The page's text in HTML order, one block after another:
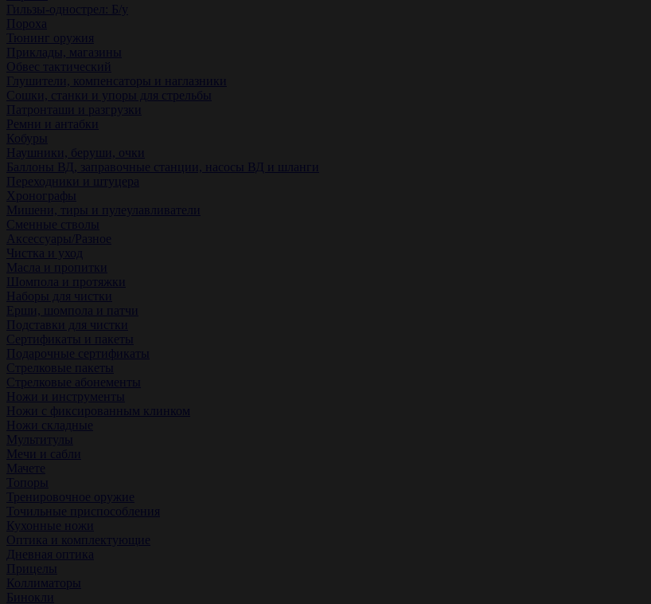
Гильзы-однострел: Б/у
Пороха
Тюнинг оружия
Приклады, магазины
Обвес тактический
Глушители, компенсаторы и наглазники
Сошки, станки и упоры для стрельбы
Патронташи и разгрузки
Ремни и антабки
Кобуры
Наушники, беруши, очки
Баллоны ВД, заправочные станции, насосы ВД и шланги
Переходники и штуцера
Хронографы
Мишени, тиры и пулеулавливатели
Сменные стволы
Аксессуары/Разное
Чистка и уход
Масла и пропитки
Шомпола и протяжки
Наборы для чистки
Ерши, шомпола и патчи
Подставки для чистки
Сертификаты и пакеты
Подарочные сертификаты
Стрелковые пакеты
Стрелковые абонементы
Ножи и инструменты
Ножи с фиксированным клинком
Ножи складные
Мультитулы
Мечи и сабли
Мачете
Топоры
Тренировочное оружие
Точильные приспособления
Кухонные ножи
Оптика и комплектующие
Дневная оптика
Прицелы
Коллиматоры
Бинокли